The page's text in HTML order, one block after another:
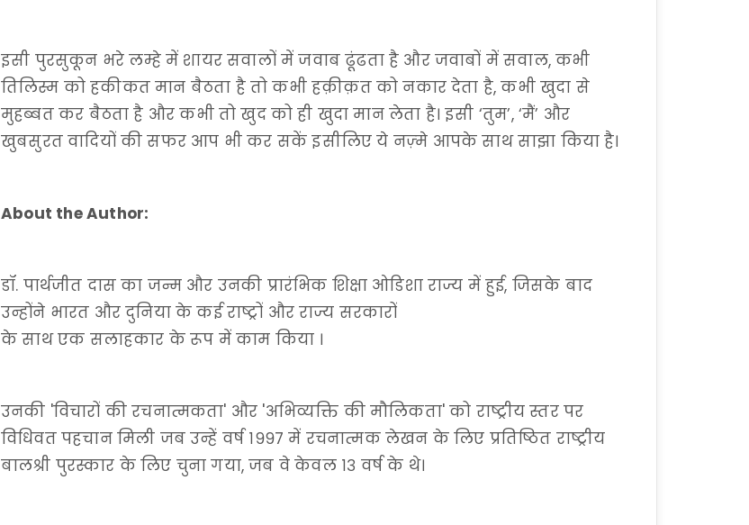
इसी पुरसुकून भरे लम्हे में शायर सवालों में जवाब ढूंढता है और जवाबों में सवाल, कभी
तिलिस्म को हकीकत मान बैठता है तो कभी हक़ीक़त को नकार देता है, कभी खुदा से
मुहब्बत कर बैठता है और कभी तो खुद को ही खुदा मान लेता है। इसी ‘तुम’, ‘मैं’ और
खुबसुरत वादियों की सफर आप भी कर सकें इसीलिए ये नज़्मे आपके साथ साझा किया है।
About the Author:
डॉ. पार्थजीत दास का जन्म और उनकी प्रारंभिक शिक्षा ओडिशा राज्य में हुई, जिसके बाद
उन्होंने भारत और दुनिया के कई राष्ट्रों और राज्य सरकारों
के साथ एक सलाहकार के रूप में काम किया ।
उनकी 'विचारों की रचनात्मकता' और 'अभिव्यक्ति की मौलिकता' को राष्ट्रीय स्तर पर
विधिवत पहचान मिली जब उन्हें वर्ष १९९७ में रचनात्मक लेखन के लिए प्रतिष्ठित राष्ट्रीय
बालश्री पुरस्कार के लिए चुना गया, जब वे केवल १३ वर्ष के थे।